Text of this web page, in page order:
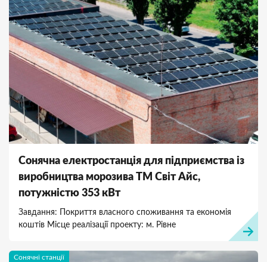
Сонячна електростанція для підприємства із
виробництва морозива ТМ Світ Айс,
потужністю 353 кВт
Завдання: Покриття власного споживання та економія
коштів Місце реалізації проекту: м. Рівне
Сонячні станції